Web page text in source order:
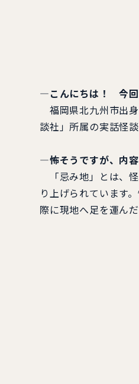
― こんにちは！ 今回
福岡県北九州市出
談社」所属の実話怪
―怖そうですが、内容
「忌み地」とは、
り上げられています
際に現地へ足を運ん